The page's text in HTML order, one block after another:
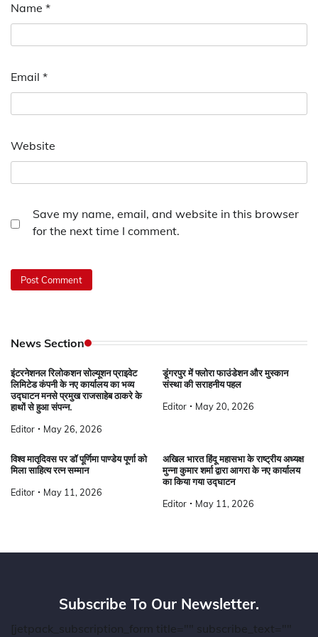
Name *
Email *
Website
Save my name, email, and website in this browser
for the next time I comment.
News Section
इंटरनेशनल रिलोकशन सोल्यूशन प्राइवेट
लिमिटेड कंपनी के नए कार्यालय का भव्य
उद्घाटन मनसे प्रमुख राजसाहेब ठाकरे के
हाथों से हुआ संपन्न.
Editor May 26, 2026
डूंगरपुर में फ्लोरा फाउंडेशन और मुस्कान
संस्था की सराहनीय पहल
Editor May 20, 2026
विश्व मातृदिवस पर डॉ पूर्णिमा पाण्डेय पूर्णा को
मिला साहित्य रत्न सम्मान
Editor May 11, 2026
अखिल भारत हिंदू महासभा के राष्ट्रीय अध्यक्ष
मुन्ना कुमार शर्मा द्वारा आगरा के नए कार्यालय
का किया गया उद्घाटन
Editor May 11, 2026
Subscribe To Our Newsletter.
[jetpack_subscription_form title="" subscribe_text=""